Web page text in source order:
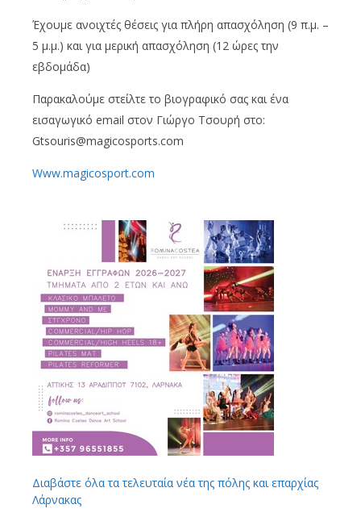
Έχουμε ανοιχτές θέσεις για πλήρη απασχόληση (9 π.μ. –
5 μ.μ.) και για μερική απασχόληση (12 ώρες την
εβδομάδα)
Παρακαλούμε στείλτε το βιογραφικό σας και ένα
εισαγωγικό email στον Γιώργο Τσουρή στο:
Gtsouris@magicosports.com
Www.magicosport.com
Διαβάστε όλα τα τελευταία νέα της πόλης και επαρχίας
Λάρνακας